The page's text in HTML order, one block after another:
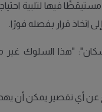
فيها لتلبية
اتخاذ قرار بفصله فورًا.
"هذا السلوك غير